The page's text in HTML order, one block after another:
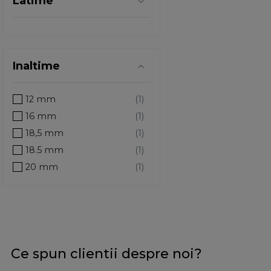
Inaltime
12 mm
16 mm
18,5 mm
18.5 mm
20 mm
22mm
Ce spun clientii despre noi?